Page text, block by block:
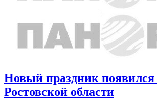
Новый праздник появился
Ростовской области